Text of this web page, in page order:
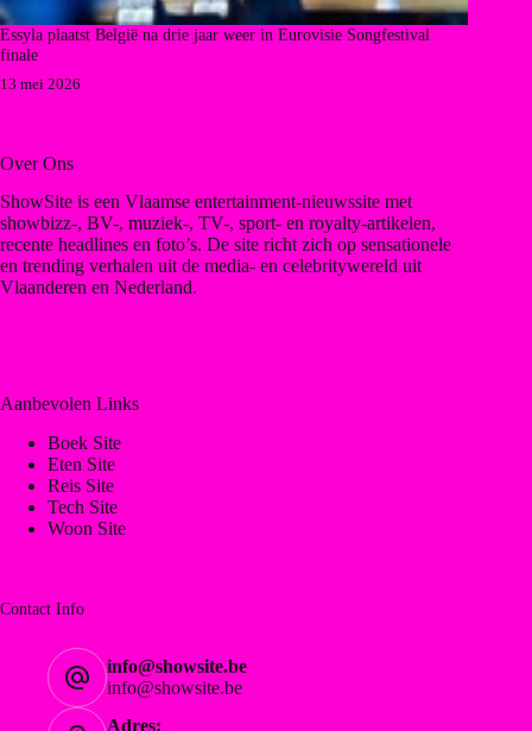
Essyla plaatst België na drie jaar weer in Eurovisie Songfestival
finale
13 mei 2026
Over Ons
ShowSite is een Vlaamse entertainment-nieuwssite met
showbizz-, BV-, muziek-, TV-, sport- en royalty-artikelen,
recente headlines en foto’s. De site richt zich op sensationele
en trending verhalen uit de media- en celebritywereld uit
Vlaanderen en Nederland.
Aanbevolen Links
Boek Site
Eten Site
Reis Site
Tech Site
Woon Site
Contact Info
info@showsite.be
info@showsite.be
Adres: